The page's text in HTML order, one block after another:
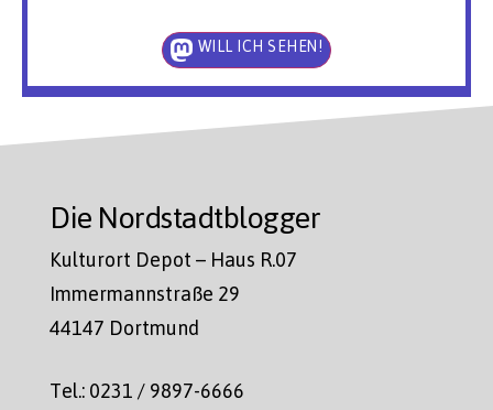
WILL ICH SEHEN!
Die Nordstadtblogger
Kulturort Depot – Haus R.07
Immermannstraße 29
44147 Dortmund
Tel.: 0231 / 9897-6666